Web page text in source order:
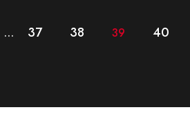
… 37 38 39 40